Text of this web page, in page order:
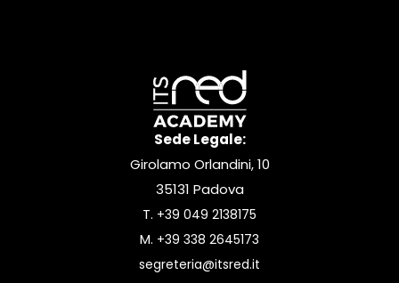
Sede Legale:
Girolamo Orlandini, 10
35131 Padova
T. +39 049 2138175
M. +39 338 2645173
segreteria@itsred.it